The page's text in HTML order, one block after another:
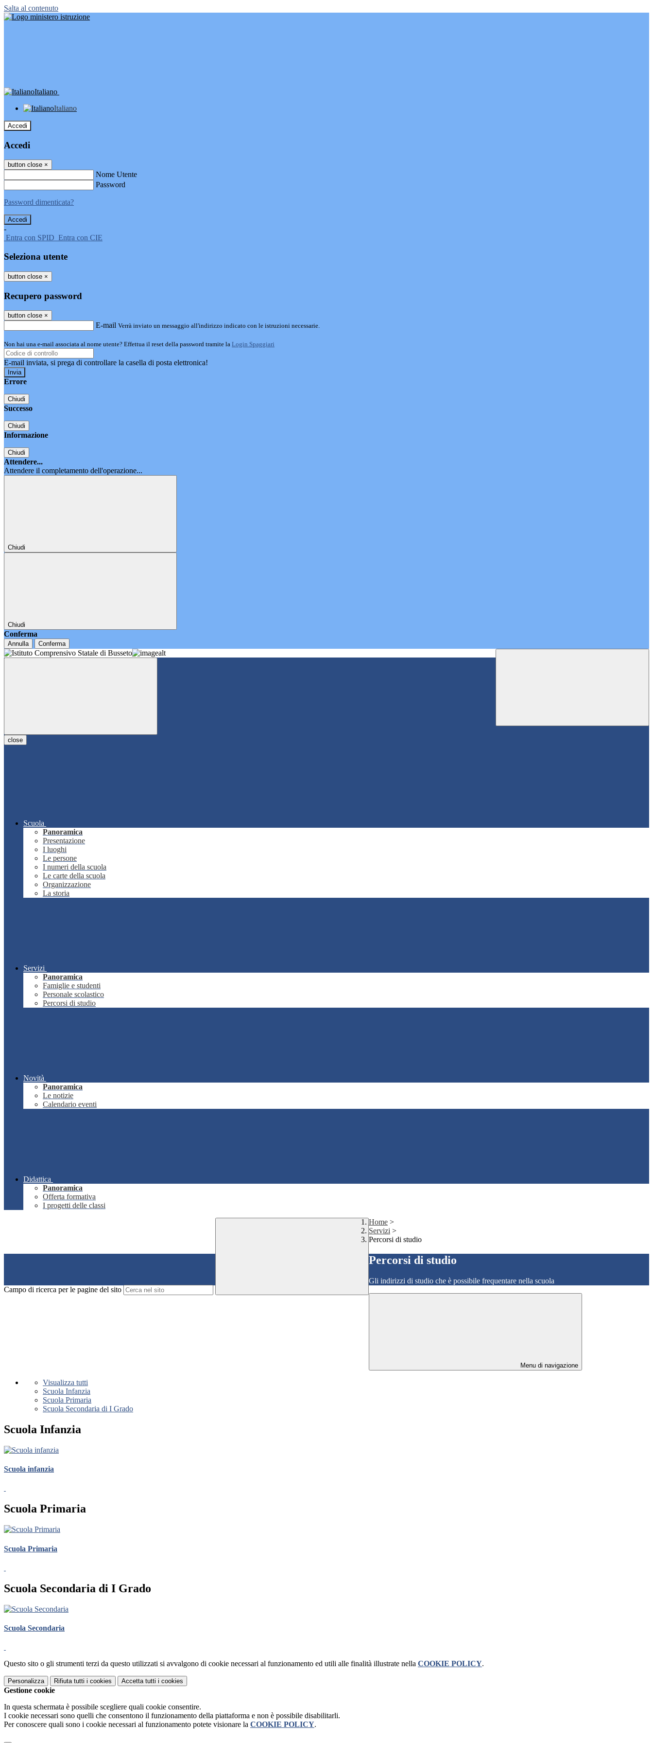
Salta al contenuto
Italiano
Italiano
Accedi
Accedi
button close ×
Nome Utente
Password
Password dimenticata?
-
Entra con SPID Entra con CIE
Seleziona utente
button close ×
Recupero password
button close ×
E-mail Verrà inviato un messaggio all'indirizzo indicato con le istruzioni necessarie.
Non hai una e-mail associata al nome utente? Effettua il reset della password tramite la Login Spaggiari
E-mail inviata, si prega di controllare la casella di posta elettronica!
Errore
Chiudi
Successo
Chiudi
Informazione
Chiudi
Attendere...
Attendere il completamento dell'operazione...
Chiudi
Chiudi
Conferma
Annulla Conferma
close
Scuola
Panoramica
Presentazione
I luoghi
Le persone
I numeri della scuola
Le carte della scuola
Organizzazione
La storia
Servizi
Panoramica
Famiglie e studenti
Personale scolastico
Percorsi di studio
Novità
Panoramica
Le notizie
Calendario eventi
Didattica
Panoramica
Offerta formativa
I progetti delle classi
Campo di ricerca per le pagine del sito
Home >
Servizi >
Percorsi di studio
Percorsi di studio
Gli indirizzi di studio che è possibile frequentare nella scuola
Menu di navigazione
Visualizza tutti
Scuola Infanzia
Scuola Primaria
Scuola Secondaria di I Grado
Scuola Infanzia
Scuola infanzia
Scuola Primaria
Scuola Primaria
Scuola Secondaria di I Grado
Scuola Secondaria
Questo sito o gli strumenti terzi da questo utilizzati si avvalgono di cookie necessari al funzionamento ed utili alle finalità illustrate nella COOKIE POLICY.
Personalizza Rifiuta tutti i cookies Accetta tutti i cookies
Gestione cookie
In questa schermata è possibile scegliere quali cookie consentire.
I cookie necessari sono quelli che consentono il funzionamento della piattaforma e non è possibile disabilitarli.
Per conoscere quali sono i cookie necessari al funzionamento potete visionare la COOKIE POLICY.